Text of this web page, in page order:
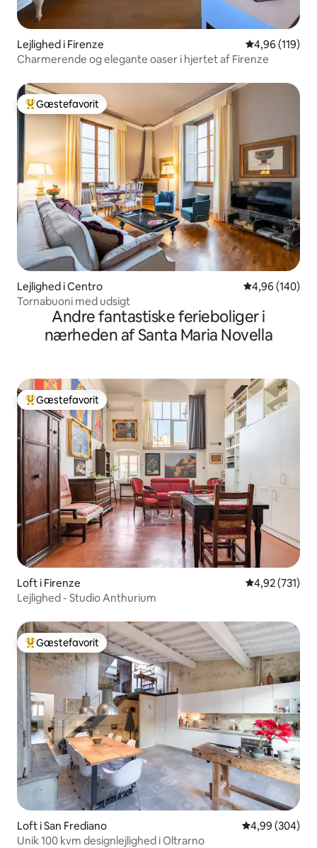
Lejlighed i Firenze 4,96 ud af 5 i
4,96 (119)
Charmerende og elegante oaser i hjertet af Firenze
Bedste gæstefavorit
Gæstefavorit
Lejlighed i Centro 4,96 ud af 5 i
4,96 (140)
Tornabuoni med udsigt
Andre fantastiske ferieboliger i
nærheden af Santa Maria Novella
Bedste gæstefavorit
Gæstefavorit
Loft i Firenze 4,92 ud af 5 i
4,92 (731)
Lejlighed - Studio Anthurium
Bedste gæstefavorit
Gæstefavorit
Loft i San Frediano 4,99 ud af 5 i
4,99 (304)
Unik 100 kvm designlejlighed i Oltrarno